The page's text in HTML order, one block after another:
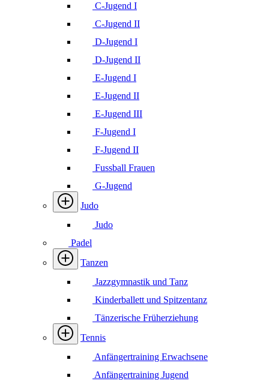
C-Jugend I
C-Jugend II
D-Jugend I
D-Jugend II
E-Jugend I
E-Jugend II
E-Jugend III
F-Jugend I
F-Jugend II
Fussball Frauen
G-Jugend
Judo
Judo
Padel
Tanzen
Jazzgymnastik und Tanz
Kinderballett und Spitzentanz
Tänzerische Früherziehung
Tennis
Anfängertraining Erwachsene
Anfängertraining Jugend